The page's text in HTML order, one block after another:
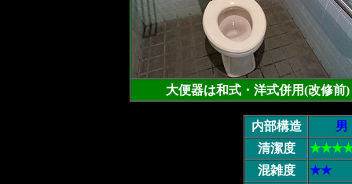
大便器は和式・洋式併用(改修前)
内部構造 男
清潔度
混雑度
★★